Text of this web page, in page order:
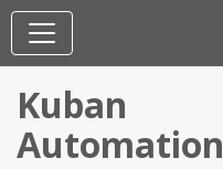
Kuban
Automation